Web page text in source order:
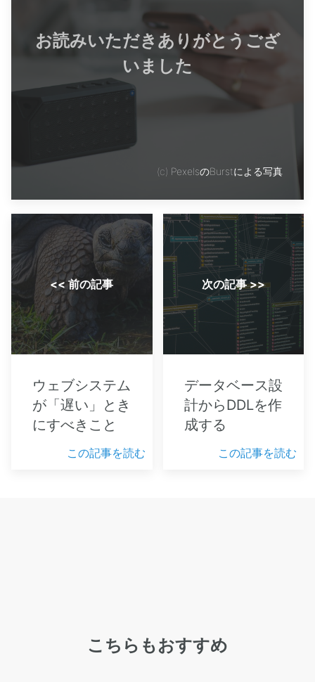
お読みいただきありがとうござ
いました
(c) PexelsのBurstによる写真
<< 前の記事
ウェブシステム
が「遅い」とき
にすべきこと
この記事を読む
次の記事 >>
データベース設
計からDDLを作
成する
この記事を読む
こちらもおすすめ